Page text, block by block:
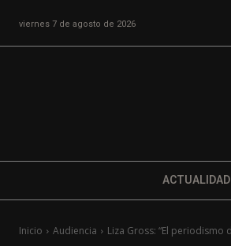
viernes 7 de agosto de 2026
ACTUALIDAD
Inicio Audiencia Liza Gross: “El